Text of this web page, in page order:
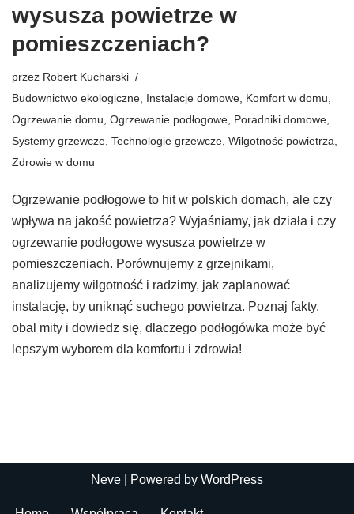
wysusza powietrze w
pomieszczeniach?
przez Robert Kucharski
Budownictwo ekologiczne Instalacje domowe Komfort w domu
Ogrzewanie domu Ogrzewanie podłogowe Poradniki domowe
Systemy grzewcze Technologie grzewcze Wilgotność powietrza
Zdrowie w domu
Ogrzewanie podłogowe to hit w polskich domach, ale czy
wpływa na jakość powietrza? Wyjaśniamy, jak działa i czy
ogrzewanie podłogowe wysusza powietrze w
pomieszczeniach. Porównujemy z grzejnikami,
analizujemy wilgotność i radzimy, jak zaplanować
instalację, by uniknąć suchego powietrza. Poznaj fakty,
obal mity i dowiedz się, dlaczego podłogówka może być
lepszym wyborem dla komfortu i zdrowia!
Neve | Powered by WordPress